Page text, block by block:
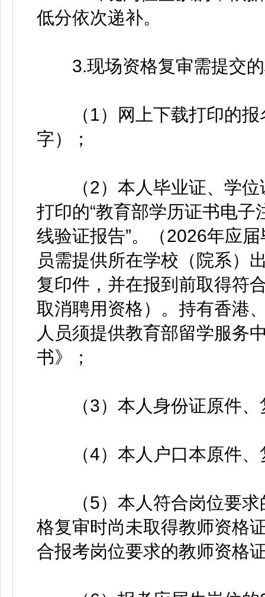
低分依次递补。
3.现场资格复审需提交的
（1）网上下载打印的报
字）；
（2）本人毕业证、学位
打印的“教育部学历证书电子
线验证报告”。（2026年应
员需提供所在学校（院系）
复印件，并在报到前取得符
取消聘用资格）。持有香港
人员须提供教育部留学服务
书》；
（3）本人身份证原件、
（4）本人户口本原件、
（5）本人符合岗位要求
格复审时尚未取得教师资格
合报考岗位要求的教师资格